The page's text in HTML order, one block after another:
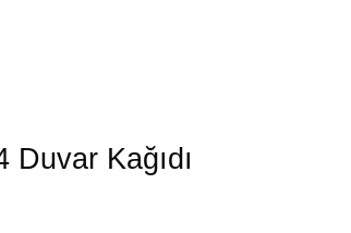
Kağıdı